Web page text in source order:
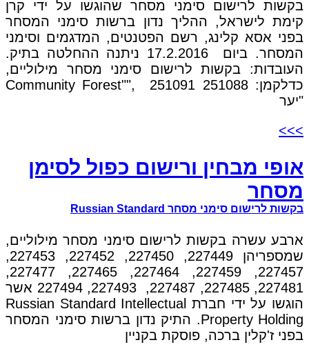
בקשות לרישום סימני מסחר שהוגשו על ידי קרן
קימת לישראל, ההליך נדון ברשות סימני המסחר
בפני אסא קלינג, רשם הפטנטים, המדגמים וסימני
המסחר. ביום 17.2.2016 ניתנה ההחלטה בתיק.
העובדות: בקשות לרישום סימני מסחר מילוליים,
כדלקמן: 251088 Community Forest"", 251091
"יער
>>>
אופי מבחין ורישום כפול לסימן
מסחר
בקשות לרישום סימני מסחר Russian Standard
ארבע עשרה בקשות לרישום סימני מסחר מילוליים,
שמספריהן 227449, 227450, 227452, 227453,
227457, 227459, 227464, 227465, 227477,
227481, 227485, 227487, 227493, 227494 אשר
הוגשו על ידי חברת Russian Standard Intellectual
Property Holding. התיק נדון ברשות סימני המסחר
בפני ז'קלין ברכה, פוסקת בקניין